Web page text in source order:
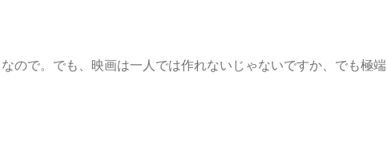
ので。でも、映画は一人では作れないじゃないですか、でも極端